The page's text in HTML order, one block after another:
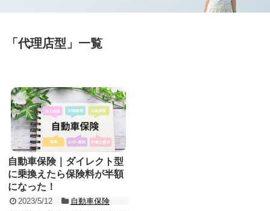
「代理店型 」 一覧
自動車保険｜ダイレクト型
に乗換えたら保険料が半額
になった！
2023/5/12 自動車保険